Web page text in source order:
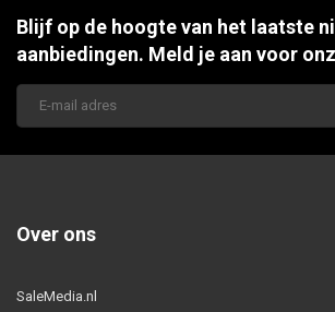
Blijf op de hoogte van het laatste
aanbiedingen. Meld je aan voor
Over ons
SaleMedia.nl